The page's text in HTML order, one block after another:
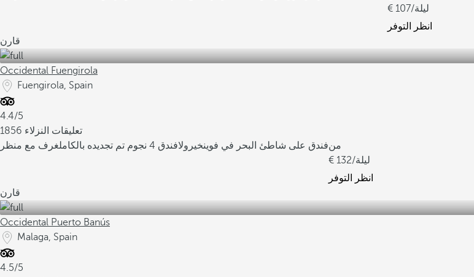
107 /ليلة
انظر التوفر
قارن
Occidental Fuengirola
Fuengirola, Spain
4.4/5
1856 تعليقات النزلاء
فندق على شاطئ البحر في فوينخيرولافندق 4 نجوم تم تجديده بالكامل غرف مع منظر
من
132 /ليلة
انظر التوفر
قارن
Occidental Puerto Banús
Malaga, Spain
4.5/5